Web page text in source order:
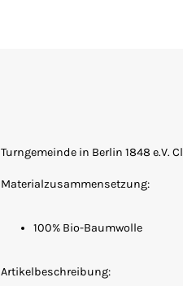
Turngemeinde in Berlin 1848 e.V.
Materialzusammensetzung:
100% Bio-Baumwolle
Artikelbeschreibung: